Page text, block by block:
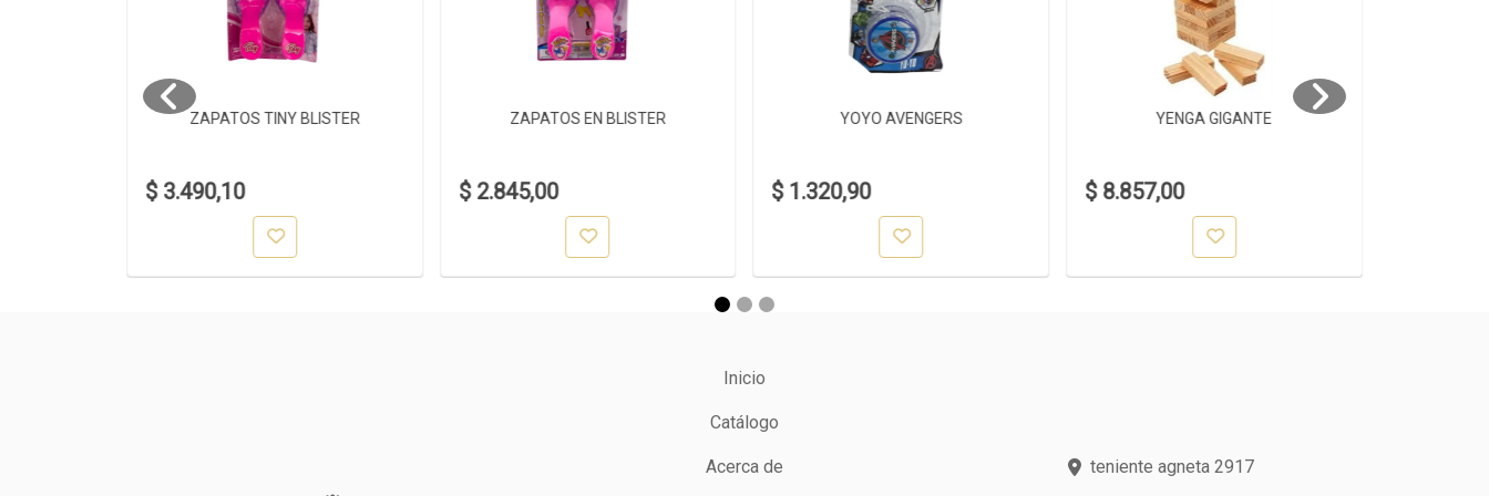
ZAPATOS TINY BLISTER
$ 3.490,10
ZAPATOS EN BLISTER
$ 2.845,00
YOYO AVENGERS
$ 1.320,90
YENGA GIGANTE
$ 8.857,00
Inicio
Catálogo
Acerca de teniente agneta 2917